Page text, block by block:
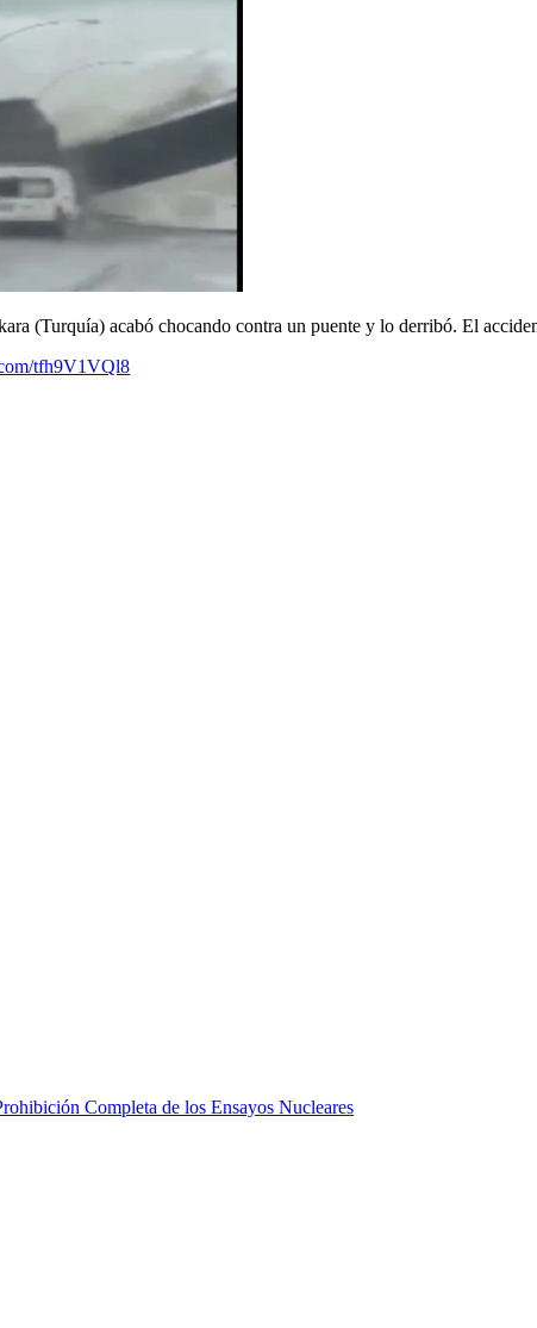
(Turquía) acabó chocando contra un puente y lo derribó. El
tfh9V1VQl8
Completa de los Ensayos Nucleares